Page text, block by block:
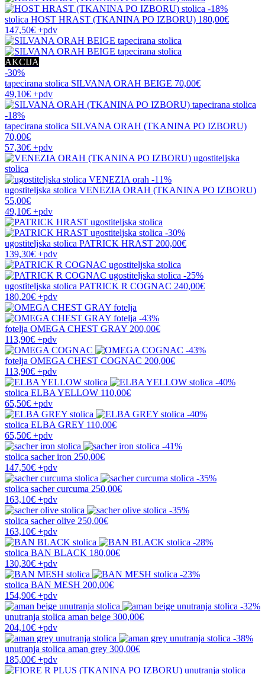
-18%
stolica HOST HRAST (TKANINA PO IZBORU) 180,00€
147,50€ +pdv
AKCIJA
-30%
tapecirana stolica SILVANA ORAH BEIGE 70,00€
49,10€ +pdv
-18%
tapecirana stolica SILVANA ORAH (TKANINA PO IZBORU)
70,00€
57,30€ +pdv
-11%
ugostiteljska stolica VENEZIA ORAH (TKANINA PO IZBORU)
55,00€
49,10€ +pdv
-30%
ugostiteljska stolica PATRICK HRAST 200,00€
139,30€ +pdv
-25%
ugostiteljska stolica PATRICK R COGNAC 240,00€
180,20€ +pdv
-43%
fotelja OMEGA CHEST GRAY 200,00€
113,90€ +pdv
-43%
fotelja OMEGA CHEST COGNAC 200,00€
113,90€ +pdv
-40%
stolica ELBA YELLOW 110,00€
65,50€ +pdv
-40%
stolica ELBA GREY 110,00€
65,50€ +pdv
-41%
stolica sacher iron 250,00€
147,50€ +pdv
-35%
stolica sacher curcuma 250,00€
163,10€ +pdv
-35%
stolica sacher olive 250,00€
163,10€ +pdv
-28%
stolica BAN BLACK 180,00€
130,30€ +pdv
-23%
stolica BAN MESH 200,00€
154,90€ +pdv
-32%
unutranja stolica aman beige 300,00€
204,10€ +pdv
-38%
unutranja stolica aman grey 300,00€
185,00€ +pdv